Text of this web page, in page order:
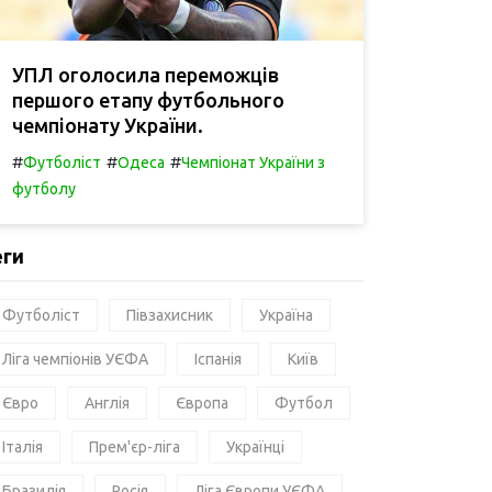
УПЛ оголосила переможців
першого етапу футбольного
чемпіонату України.
#Футболіст #Одеса #Чемпіонат України з
футболу
Футболіст Півзахисник Україна
Ліга чемпіонів УЄФА Іспанія Київ
Євро Англія Європа Футбол
Італія Прем'єр-ліга Українці